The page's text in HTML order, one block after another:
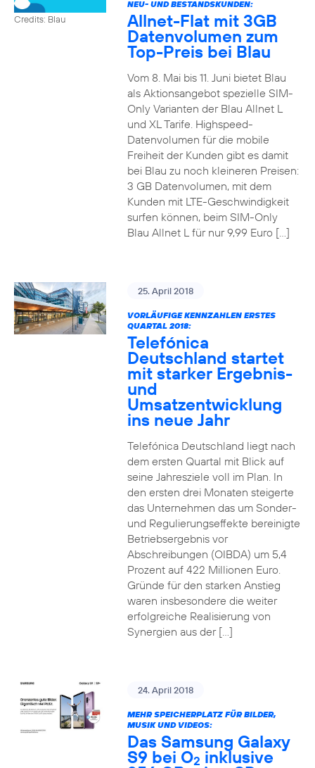
Credits: Blau
NEU- UND BESTANDSKUNDEN:
Allnet-Flat mit 3GB
Datenvolumen zum
Top-Preis bei Blau
Vom 8. Mai bis 11. Juni bietet Blau
als Aktionsangebot spezielle SIM-
Only Varianten der Blau Allnet L
und XL Tarife. Highspeed-
Datenvolumen für die mobile
Freiheit der Kunden gibt es damit
bei Blau zu noch kleineren Preisen:
3 GB Datenvolumen, mit dem
Kunden mit LTE-Geschwindigkeit
surfen können, beim SIM-Only
Blau Allnet L für nur 9,99 Euro […]
25. April 2018
VORLÄUFIGE KENNZAHLEN ERSTES
QUARTAL 2018:
Telefónica
Deutschland startet
mit starker Ergebnis-
und
Umsatzentwicklung
ins neue Jahr
Telefónica Deutschland liegt nach
dem ersten Quartal mit Blick auf
seine Jahresziele voll im Plan. In
den ersten drei Monaten steigerte
das Unternehmen das um Sonder-
und Regulierungseffekte bereinigte
Betriebsergebnis vor
Abschreibungen (OIBDA) um 5,4
Prozent auf 422 Millionen Euro.
Gründe für den starken Anstieg
waren insbesondere die weiter
erfolgreiche Realisierung von
Synergien aus der […]
24. April 2018
MEHR SPEICHERPLATZ FÜR BILDER,
MUSIK UND VIDEOS:
Das Samsung Galaxy
S9 bei O2 inklusive